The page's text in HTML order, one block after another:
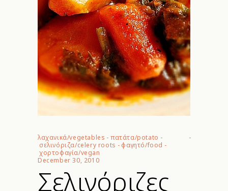
λαχανικά/vegetables - πατάτα/potato -
σελινόριζα/celery roots - φαγητό/food -
χορτοφαγία/vegan
December 30, 2010
Σελινόριζες